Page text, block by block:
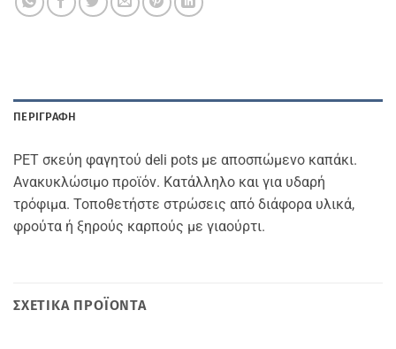
ΠΕΡΙΓΡΑΦΉ
PET σκεύη φαγητού deli pots με αποσπώμενο καπάκι.
Ανακυκλώσιμο προϊόν. Κατάλληλο και για υδαρή
τρόφιμα. Τοποθετήστε στρώσεις από διάφορα υλικά,
φρούτα ή ξηρούς καρπούς με γιαούρτι.
ΣΧΕΤΙΚΆ ΠΡΟΪΌΝΤΑ